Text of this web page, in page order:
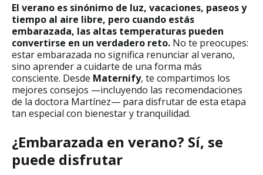
El verano es sinónimo de luz, vacaciones, paseos y
tiempo al aire libre, pero cuando estás
embarazada, las altas temperaturas pueden
convertirse en un verdadero reto. No te preocupes:
estar embarazada no significa renunciar al verano,
sino aprender a cuidarte de una forma más
consciente. Desde Maternify, te compartimos los
mejores consejos —incluyendo las recomendaciones
de la doctora Martínez— para disfrutar de esta etapa
tan especial con bienestar y tranquilidad.
¿Embarazada en verano? Sí, se
puede disfrutar